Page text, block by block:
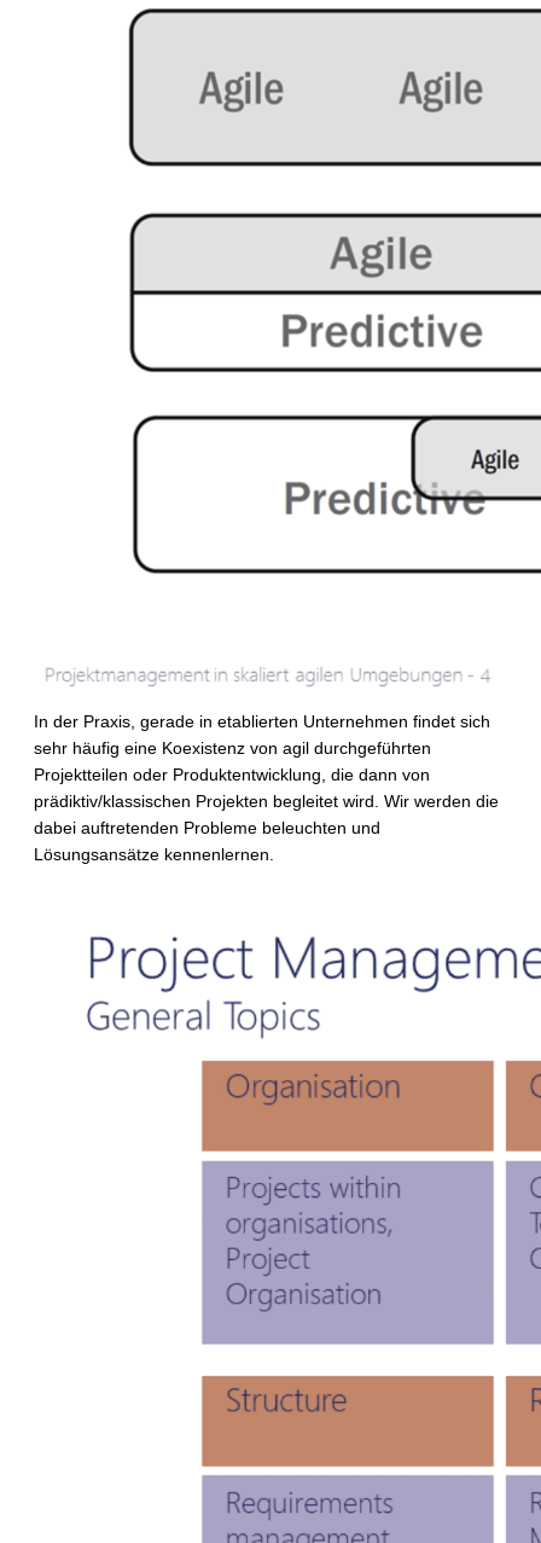
In der Praxis, gerade in etablierten Unternehmen findet sich
sehr häufig eine Koexistenz von agil durchgeführten
Projektteilen oder Produktentwicklung, die dann von
prädiktiv/klassischen Projekten begleitet wird. Wir werden die
dabei auftretenden Probleme beleuchten und
Lösungsansätze kennenlernen.